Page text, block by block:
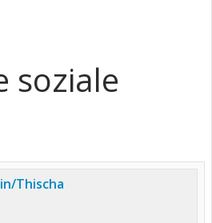
soziale
Thischa